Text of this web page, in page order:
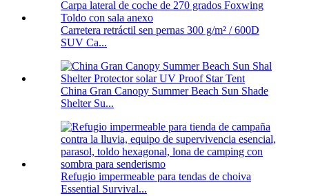
Carretera retráctil sen pernas 300 g/m² / 600D
SUV Ca...
China Gran Canopy Summer Beach Sun Shade
Shelter Su...
Refugio impermeable para tendas de choiva
Essential Survival...